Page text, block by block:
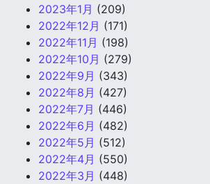
2023年1月 (209)
2022年12月 (171)
2022年11月 (198)
2022年10月 (279)
2022年9月 (343)
2022年8月 (427)
2022年7月 (446)
2022年6月 (482)
2022年5月 (512)
2022年4月 (550)
2022年3月 (448)